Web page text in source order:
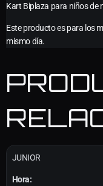
Kart Biplaza para niños de
Este producto es para los
mismo día.
JUNIOR
Hora: